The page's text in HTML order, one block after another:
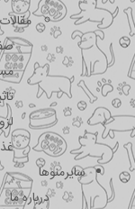
سایرمنوها
درباره ما